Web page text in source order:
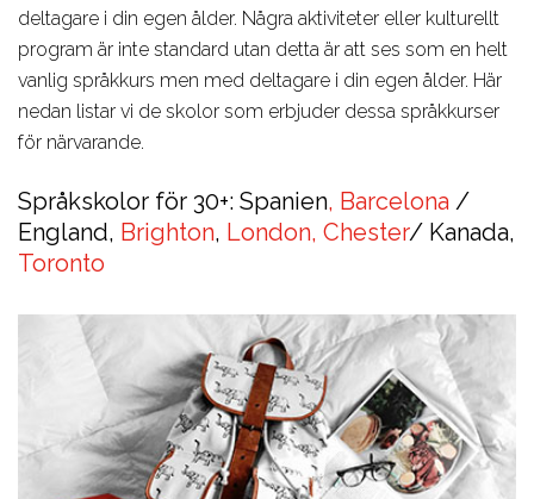
deltagare i din egen ålder. Några aktiviteter eller kulturellt
program är inte standard utan detta är att ses som en helt
vanlig språkkurs men med deltagare i din egen ålder. Här
nedan listar vi de skolor som erbjuder dessa språkkurser
för närvarande.
Språkskolor för 30+: Spanien, Barcelona /
England, Brighton, London, Chester/ Kanada,
Toronto